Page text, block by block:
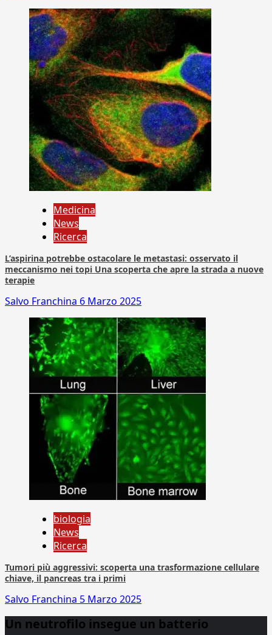
Medicina
News
Ricerca
L’aspirina potrebbe ostacolare le metastasi: osservato il
meccanismo nei topi Una scoperta che apre la strada a nuove
terapie
Salvo Franchina 6 Marzo 2025
biologia
News
Ricerca
Tumori più aggressivi: scoperta una trasformazione cellulare
chiave, il pancreas tra i primi
Salvo Franchina 5 Marzo 2025
Un neutrofilo insegue un batterio